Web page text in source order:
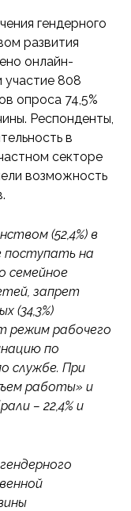
гендерного
развития
онлайн-
участие 808
опроса 74,5%
Респонденты,
в
секторе
возможность
(52,4%) в
поступать на
семейное
запрет
(34,3%)
режим рабочего
по
службе. При
работы» и
– 22,4% и